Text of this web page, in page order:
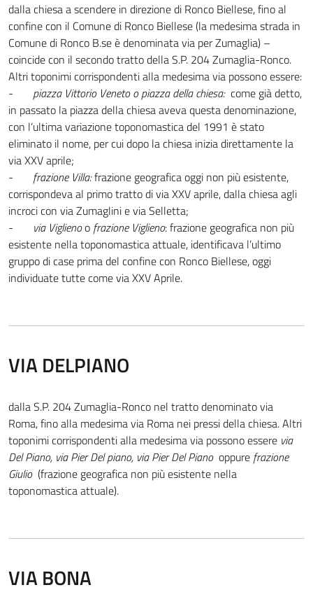
dalla chiesa a scendere in direzione di Ronco Biellese, fino al
confine con il Comune di Ronco Biellese (la medesima strada in
Comune di Ronco B.se è denominata via per Zumaglia) –
coincide con il secondo tratto della S.P. 204 Zumaglia-Ronco.
Altri toponimi corrispondenti alla medesima via possono essere:
- piazza Vittorio Veneto o piazza della chiesa: come già detto,
in passato la piazza della chiesa aveva questa denominazione,
con l’ultima variazione toponomastica del 1991 è stato
eliminato il nome, per cui dopo la chiesa inizia direttamente la
via XXV aprile;
- frazione Villa:frazione geografica oggi non più esistente,
corrispondeva al primo tratto di via XXV aprile, dalla chiesa agli
incroci con via Zumaglini e via Selletta;
- via Viglienoo frazione Viglieno: frazione geografica non più
esistente nella toponomastica attuale, identificava l’ultimo
gruppo di case prima del confine con Ronco Biellese, oggi
individuate tutte come via XXV Aprile.
VIA DELPIANO
dalla S.P. 204 Zumaglia-Ronco nel tratto denominato via
Roma, fino alla medesima via Roma nei pressi della chiesa. Altri
toponimi corrispondenti alla medesima via possono essere via
Del Piano, via Pier Del piano, via Pier Del Piano oppure frazione
Giulio(frazione geografica non più esistente nella
toponomastica attuale).
VIA BONA